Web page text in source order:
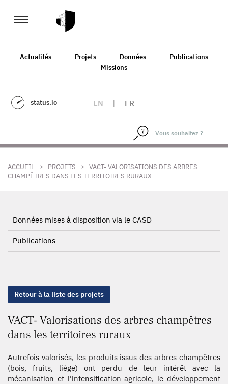
Actualités Projets Données
Publications
Missions
status.io EN | FR
ACCUEIL > PROJETS > VACT- VALORISATIONS DES ARBRES
CHAMPÊTRES DANS LES TERRITOIRES RURAUX
Données mises à disposition via le CASD
Publications
Retour à la liste des projets
VACT- Valorisations des arbres champêtres
dans les territoires ruraux
Autrefois valorisés, les produits issus des arbres champêtres
(bois, fruits, liège) ont perdu de leur intérêt avec la
mécanisation et l'intensification agricole, le développement